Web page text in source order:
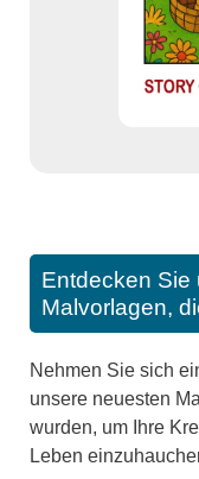
Entdecken Sie
Malvorlagen,
Nehmen Sie sich
unsere neuesten
wurden, um Ihre
Leben